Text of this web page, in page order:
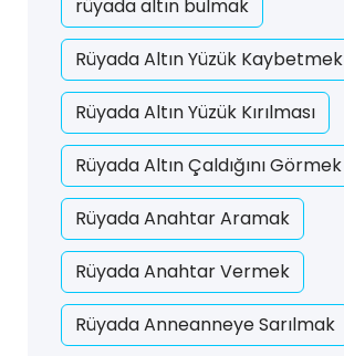
rüyada altın bulmak
Rüyada Altın Yüzük Kaybetmek
Rüyada Altın Yüzük Kırılması
Rüyada Altın Çaldığını Görmek
Rüyada Anahtar Aramak
Rüyada Anahtar Vermek
Rüyada Anneanneye Sarılmak